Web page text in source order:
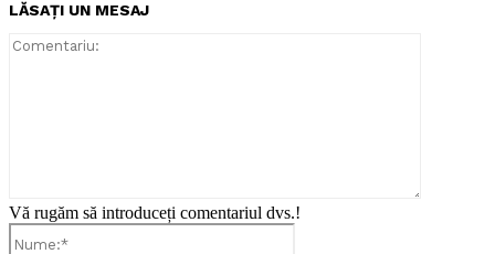
LĂSAȚI UN MESAJ
Vă rugăm să introduceți comentariul dvs.!